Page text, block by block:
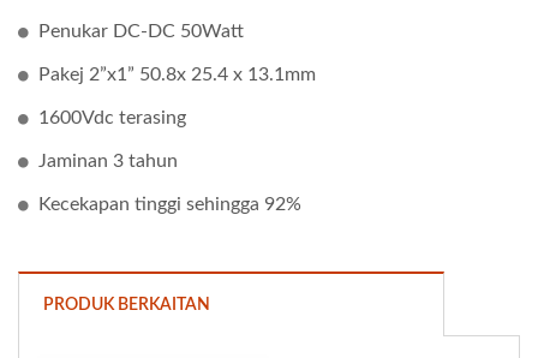
Penukar DC-DC 50Watt
Pakej 2”x1” 50.8x 25.4 x 13.1mm
1600Vdc terasing
Jaminan 3 tahun
Kecekapan tinggi sehingga 92%
PRODUK BERKAITAN